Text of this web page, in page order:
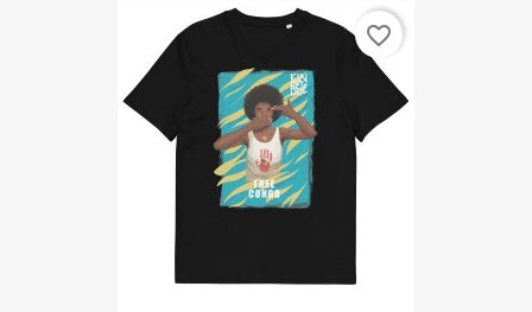
favorite_border